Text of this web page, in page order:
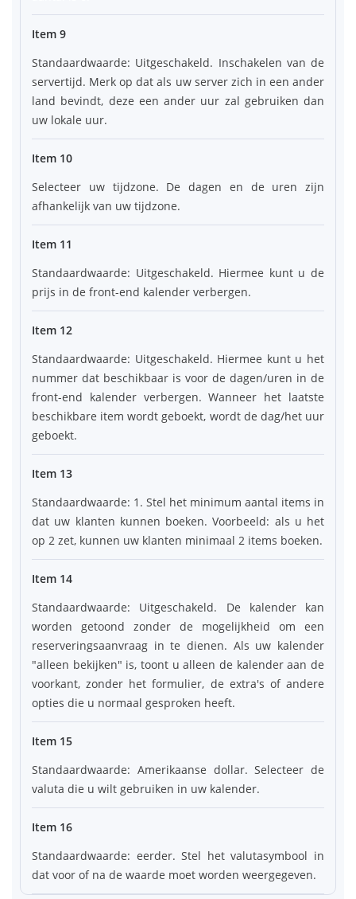
Item 9
Standaardwaarde: Uitgeschakeld. Inschakelen van de
servertijd. Merk op dat als uw server zich in een ander
land bevindt, deze een ander uur zal gebruiken dan
uw lokale uur.
Item 10
Selecteer uw tijdzone. De dagen en de uren zijn
afhankelijk van uw tijdzone.
Item 11
Standaardwaarde: Uitgeschakeld. Hiermee kunt u de
prijs in de front-end kalender verbergen.
Item 12
Standaardwaarde: Uitgeschakeld. Hiermee kunt u het
nummer dat beschikbaar is voor de dagen/uren in de
front-end kalender verbergen. Wanneer het laatste
beschikbare item wordt geboekt, wordt de dag/het uur
geboekt.
Item 13
Standaardwaarde: 1. Stel het minimum aantal items in
dat uw klanten kunnen boeken. Voorbeeld: als u het
op 2 zet, kunnen uw klanten minimaal 2 items boeken.
Item 14
Standaardwaarde: Uitgeschakeld. De kalender kan
worden getoond zonder de mogelijkheid om een
reserveringsaanvraag in te dienen. Als uw kalender
"alleen bekijken" is, toont u alleen de kalender aan de
voorkant, zonder het formulier, de extra's of andere
opties die u normaal gesproken heeft.
Item 15
Standaardwaarde: Amerikaanse dollar. Selecteer de
valuta die u wilt gebruiken in uw kalender.
Item 16
Standaardwaarde: eerder. Stel het valutasymbool in
dat voor of na de waarde moet worden weergegeven.